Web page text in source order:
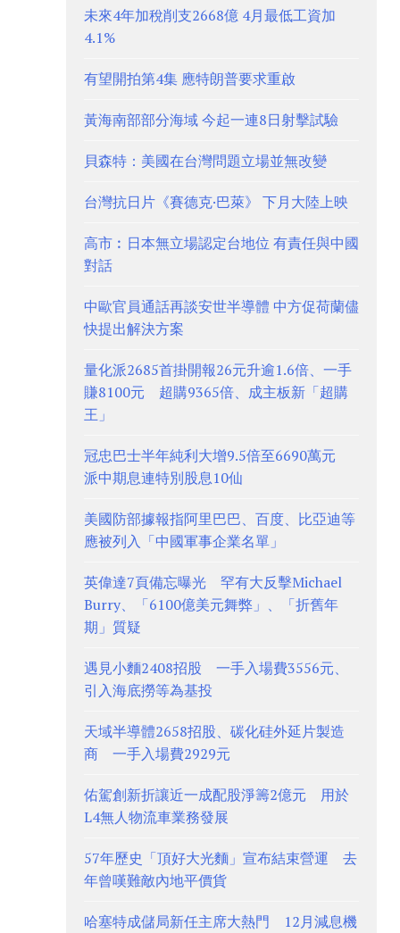
未來4年加稅削支2668億 4月最低工資加
4.1%
有望開拍第4集 應特朗普要求重啟
黃海南部部分海域 今起一連8日射擊試驗
貝森特：美國在台灣問題立場並無改變
台灣抗日片《賽德克·巴萊》 下月大陸上映
高市︰日本無立場認定台地位 有責任與中國
對話
中歐官員通話再談安世半導體 中方促荷蘭儘
快提出解決方案
量化派2685首掛開報26元升逾1.6倍、一手
賺8100元 超購9365倍、成主板新「超購
王」
冠忠巴士半年純利大增9.5倍至6690萬元
派中期息連特別股息10仙
美國防部據報指阿里巴巴、百度、比亞迪等
應被列入「中國軍事企業名單」
英偉達7頁備忘曝光 罕有大反擊Michael
Burry、「6100億美元舞弊」、「折舊年
期」質疑
遇見小麵2408招股 一手入場費3556元、
引入海底撈等為基投
天域半導體2658招股、碳化硅外延片製造
商 一手入場費2929元
佑駕創新折讓近一成配股淨籌2億元 用於
L4無人物流車業務發展
57年歷史「頂好大光麵」宣布結束營運 去
年曾嘆難敵內地平價貨
哈塞特成儲局新任主席大熱門 12月減息機